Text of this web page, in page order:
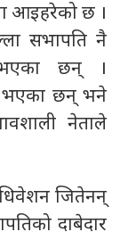
आइहरेको छ ।
सभापति नै
भएका छन् ।
भएका छन् भने
नेताले
जितेनन्
दाबेदार